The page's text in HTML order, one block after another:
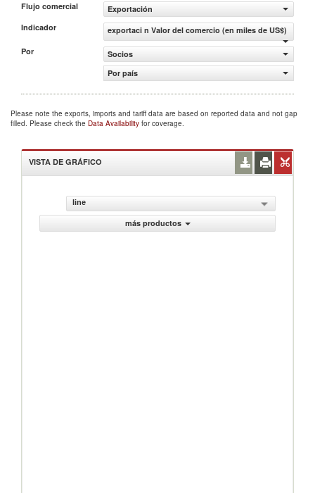
Flujo comercial
Exportación
Indicador
exportaci n Valor del comercio (en miles de US$)
Por
Socios
Por país
Please note the exports, imports and tariff data are based on reported data and not gap
filled. Please check the Data Availability for coverage.
VISTA DE GRÁFICO
line
más productos